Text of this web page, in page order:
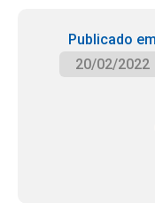
Publicado em
20/02/2022